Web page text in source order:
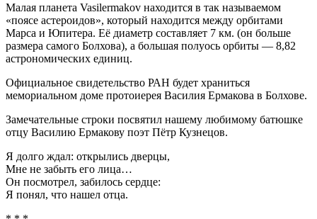
Малая планета Vasilermakov находится в так называемом
«поясе астероидов», который находится между орбитами
Марса и Юпитера. Её диаметр составляет 7 км. (он больше
размера самого Болхова), а большая полуось орбиты — 8,82
астрономических единиц.
Официальное свидетельство РАН будет храниться
мемориальном доме протоиерея Василия Ермакова в Болхове.
Замечательные строки посвятил нашему любимому батюшке
отцу Василию Ермакову поэт Пётр Кузнецов.
Я долго ждал: открылись дверцы,
Мне не забыть его лица…
Он посмотрел, забилось сердце:
Я понял, что нашел отца.